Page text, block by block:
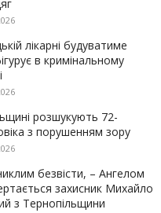
лікарні будуватиме
в кримінальному
розшукують 72-
з порушенням зору
безвісти, – Ангелом
захисник Михайло
з Тернопільщини